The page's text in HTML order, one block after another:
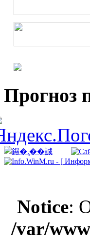
Прогноз
Notice:
/var/